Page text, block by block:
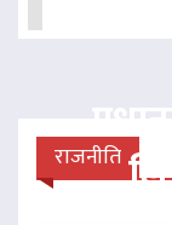
राजनीति